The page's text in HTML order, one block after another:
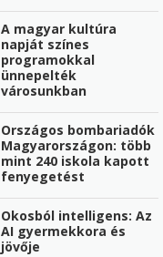
A magyar kultúra
napját színes
programokkal
ünnepelték
városunkban
Országos bombariadók
Magyarországon: több
mint 240 iskola kapott
fenyegetést
Okosból intelligens: Az
AI gyermekkora és
jövője